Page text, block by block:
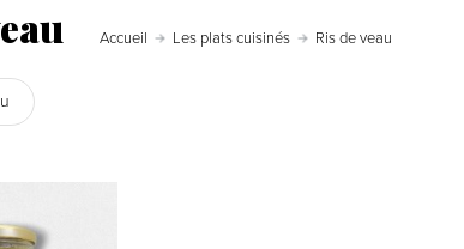
Accueil Les plats cuisinés Ris de veau